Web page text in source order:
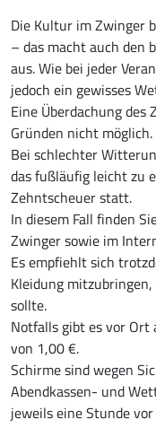
Die Kultur im Zwinger
– das macht auch den
aus. Wie bei jeder
jedoch ein gewisses
Eine Überdachung des
Gründen nicht möglich.
Bei schlechter
das fußläufig leicht zu
Zehntscheuer statt.
In diesem Fall finden
Zwinger sowie im
Es empfiehlt sich
Kleidung
sollte.
Notfalls gibt es vor Ort
von 1,00 €.
Schirme sind wegen
Abendkassen- und
jeweils eine Stunde